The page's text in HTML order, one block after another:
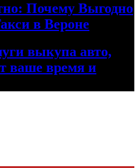
Почему Выгодно
в Вероне
выкупа авто,
ваше время и